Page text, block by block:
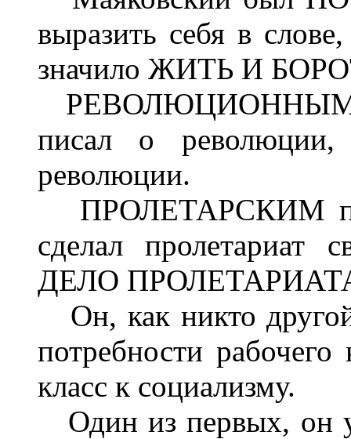
выразить себя в
значило ЖИТЬ И
РЕВОЛЮЦИОННЫМ
писал о
революции.
ПРОЛЕТАРСКИМ
сделал
ДЕЛО
Он, как никто
потребности
класс к социализму.
Один из первых, он